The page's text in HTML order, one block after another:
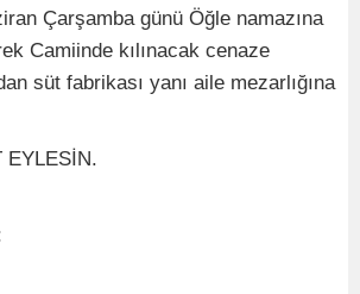
Çarşamba günü Öğle namazına
Camiinde kılınacak cenaze
süt fabrikası yanı aile mezarlığına
EYLESİN.